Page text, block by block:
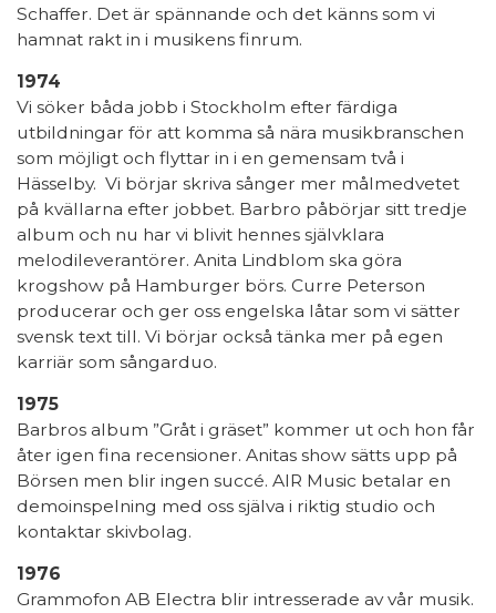
Schaffer. Det är spännande och det känns som vi
hamnat rakt in i musikens finrum.
1974
Vi söker båda jobb i Stockholm efter färdiga
utbildningar för att komma så nära musikbranschen
som möjligt och flyttar in i en gemensam två i
Hässelby. Vi börjar skriva sånger mer målmedvetet
på kvällarna efter jobbet. Barbro påbörjar sitt tredje
album och nu har vi blivit hennes självklara
melodileverantörer. Anita Lindblom ska göra
krogshow på Hamburger börs. Curre Peterson
producerar och ger oss engelska låtar som vi sätter
svensk text till. Vi börjar också tänka mer på egen
karriär som sångarduo.
1975
Barbros album ”Gråt i gräset” kommer ut och hon får
åter igen fina recensioner. Anitas show sätts upp på
Börsen men blir ingen succé. AIR Music betalar en
demoinspelning med oss själva i riktig studio och
kontaktar skivbolag.
1976
Grammofon AB Electra blir intresserade av vår musik.